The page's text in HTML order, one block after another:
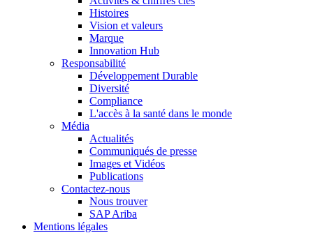
Histoires
Vision et valeurs
Marque
Innovation Hub
Responsabilité
Développement Durable
Diversité
Compliance
L'accès à la santé dans le monde
Média
Actualités
Communiqués de presse
Images et Vidéos
Publications
Contactez-nous
Nous trouver
SAP Ariba
Mentions légales